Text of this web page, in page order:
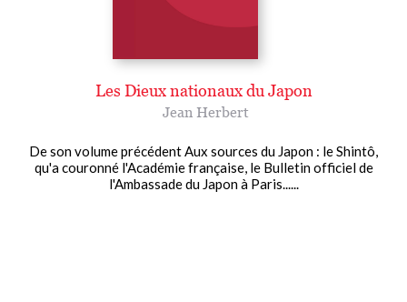
Les Dieux nationaux du Japon
Jean Herbert
De son volume précédent Aux sources du Japon : le Shintô,
qu'a couronné l'Académie française, le Bulletin officiel de
l'Ambassade du Japon à Paris......